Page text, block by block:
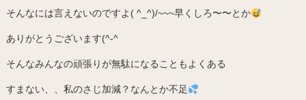
そんなには言えないのですよ( ^_^)/~~~早くしろ〜〜とか
ありがとうございます(^-^
そんなみんなの頑張りが無駄になることもよくある
すまない、、私のさじ加減？なんとか不足